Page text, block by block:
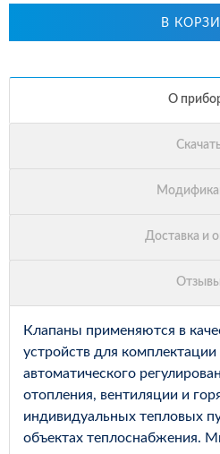
В
Клапаны применяются в
устройств для комплектации
автоматического
отопления, вентиляции и
индивидуальных тепловых
объектах теплоснабжения.